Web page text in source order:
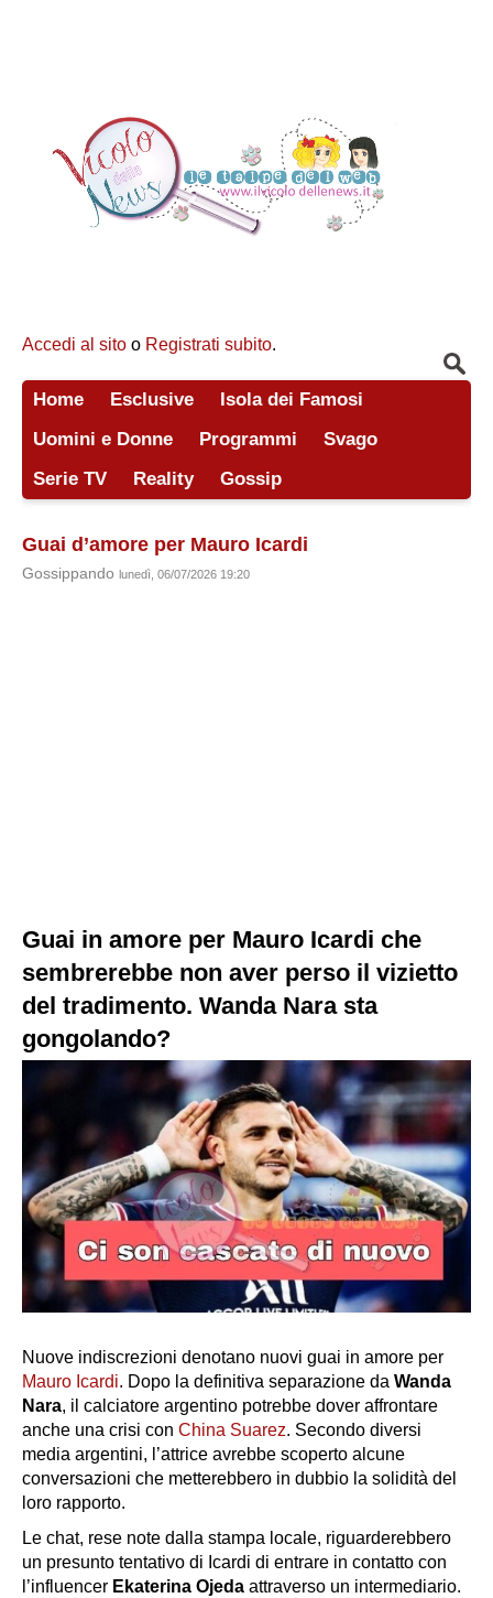
Accedi al sito o Registrati subito.
Home Esclusive
Isola dei Famosi
Uomini e Donne
Programmi
Svago
Serie TV
Reality Gossip
Guai d’amore per Mauro Icardi
Gossippando lunedì, 06/07/2026 19:20
Guai in amore per Mauro Icardi che
sembrerebbe non aver perso il vizietto
del tradimento. Wanda Nara sta
gongolando?
Nuove indiscrezioni denotano nuovi guai in amore per
Mauro Icardi. Dopo la definitiva separazione da Wanda
Nara, il calciatore argentino potrebbe dover affrontare
anche una crisi con China Suarez. Secondo diversi
media argentini, l’attrice avrebbe scoperto alcune
conversazioni che metterebbero in dubbio la solidità del
loro rapporto.
Le chat, rese note dalla stampa locale, riguarderebbero
un presunto tentativo di Icardi di entrare in contatto con
l’influencer Ekaterina Ojeda attraverso un intermediario.